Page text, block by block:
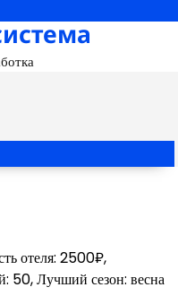
отеля: 2500₽,
50, Лучший сезон: весна